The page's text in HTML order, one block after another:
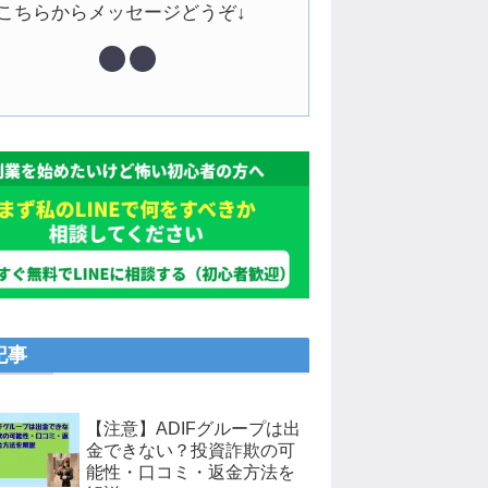
ちらからメッセージどうぞ↓
事
【注意】ADIFグループは出
金できない？投資詐欺の可
能性・口コミ・返金方法を